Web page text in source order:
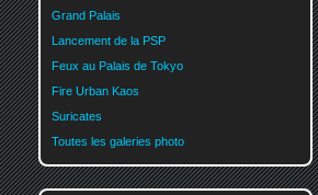
Grand Palais
Lancement de la PSP
Feux au Palais de Tokyo
Fire Urban Kaos
Suricates
Toutes les galeries photo